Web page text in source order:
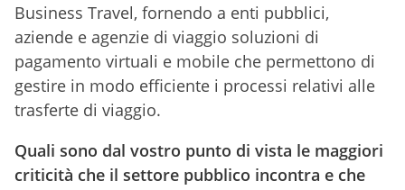
Business Travel, fornendo a enti pubblici,
aziende e agenzie di viaggio soluzioni di
pagamento virtuali e mobile che permettono di
gestire in modo efficiente i processi relativi alle
trasferte di viaggio.
Quali sono dal vostro punto di vista le maggiori
criticità che il settore pubblico incontra e che